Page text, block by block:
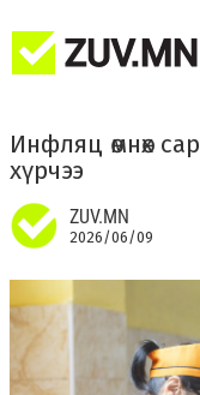
Инфляц өмнөх
хүрчээ
ZUV.MN
2026/06/09